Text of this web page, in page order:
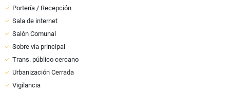
Portería / Recepción
Sala de internet
Salón Comunal
Sobre vía principal
Trans. público cercano
Urbanización Cerrada
Vigilancia